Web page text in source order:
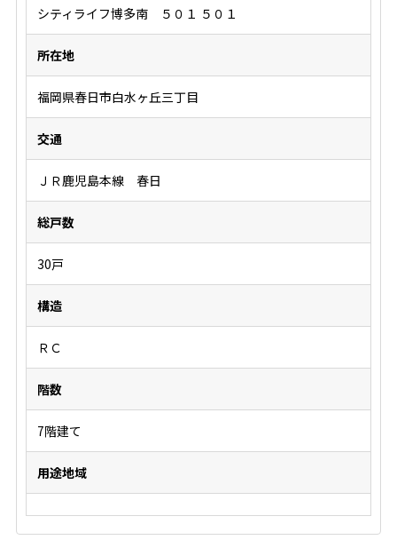
シティライフ博多南 ５０１ ５０１
所在地
福岡県春日市白水ヶ丘三丁目
交通
ＪＲ鹿児島本線 春日
総戸数
30戸
構造
ＲＣ
階数
7階建て
用途地域